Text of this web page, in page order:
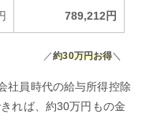
789,212円
／約30万円お得＼
社員時代の給与所得控除
れば、約30万円もの金